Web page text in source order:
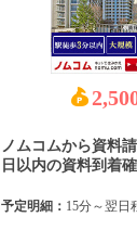
ノムコムから資料
日以内の資料到着
予定明細： 15分～翌日